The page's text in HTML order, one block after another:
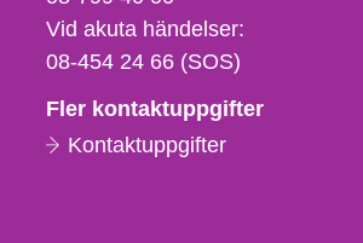
och
e-
Vid akuta händelser:
08-454 24 66 (SOS)
Fler kontaktuppgifter
Kontaktuppgifter